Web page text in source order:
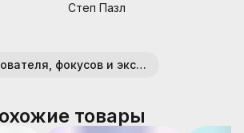
Степ Пазл
Наборы исследователя, фокусов и экспериментов
товары